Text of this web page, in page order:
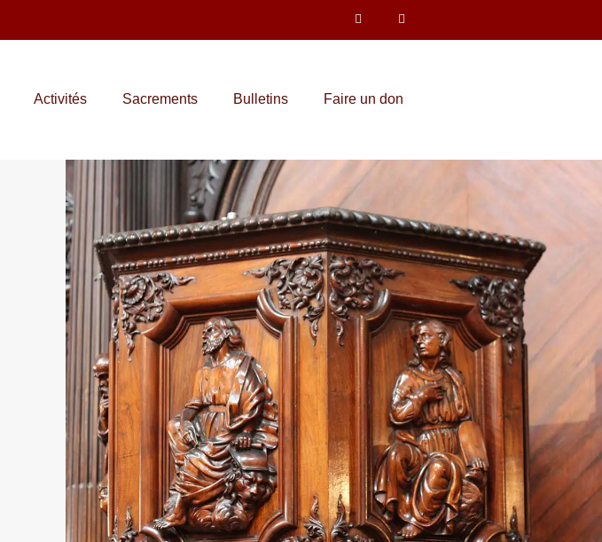
Activités Sacrements Bulletins Faire un don